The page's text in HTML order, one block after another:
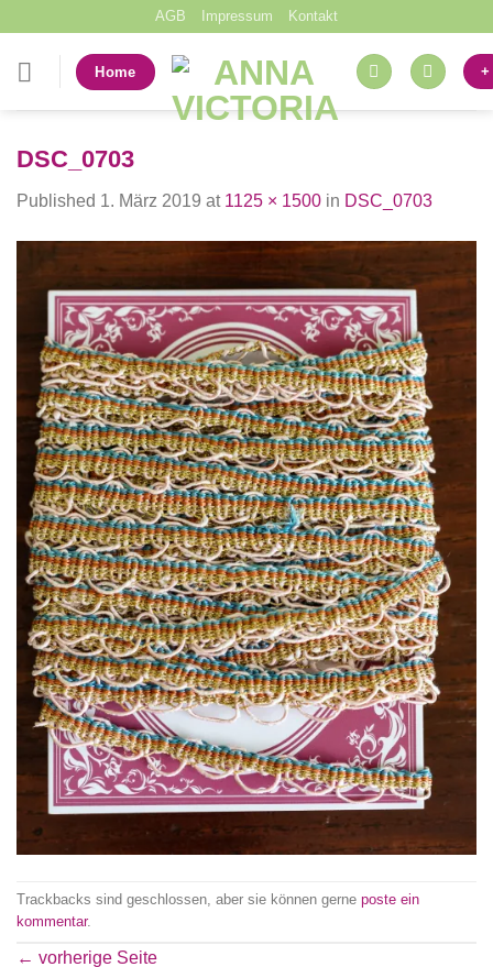
content
AGB Impressum Kontakt
Home +
DSC_0703
Published 1. März 2019 at 1125 × 1500 in DSC_0703
Trackbacks sind geschlossen, aber sie können gerne poste ein
kommentar.
← vorherige Seite